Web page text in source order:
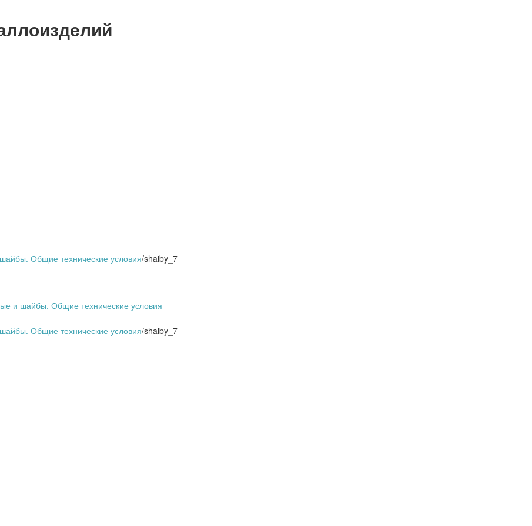
Общие технические условия/shaiby_7
и шайбы. Общие технические условия
Общие технические условия/shaiby_7